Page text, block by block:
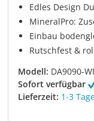
Edles Design
MineralPro:
Einbau
Rutschfest &
Modell: DA9090-
Sofort verfügbar
Lieferzeit: 1-3